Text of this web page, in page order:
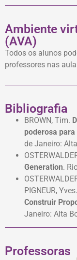
Ambiente
(AVA)
Todos os alunos
professores nas
Bibliografia
BROWN, Tim.
poderosa
de Janeiro:
Generation.
PIGNEUR, Yves.
Construir
Janeiro: Alta
Professoras